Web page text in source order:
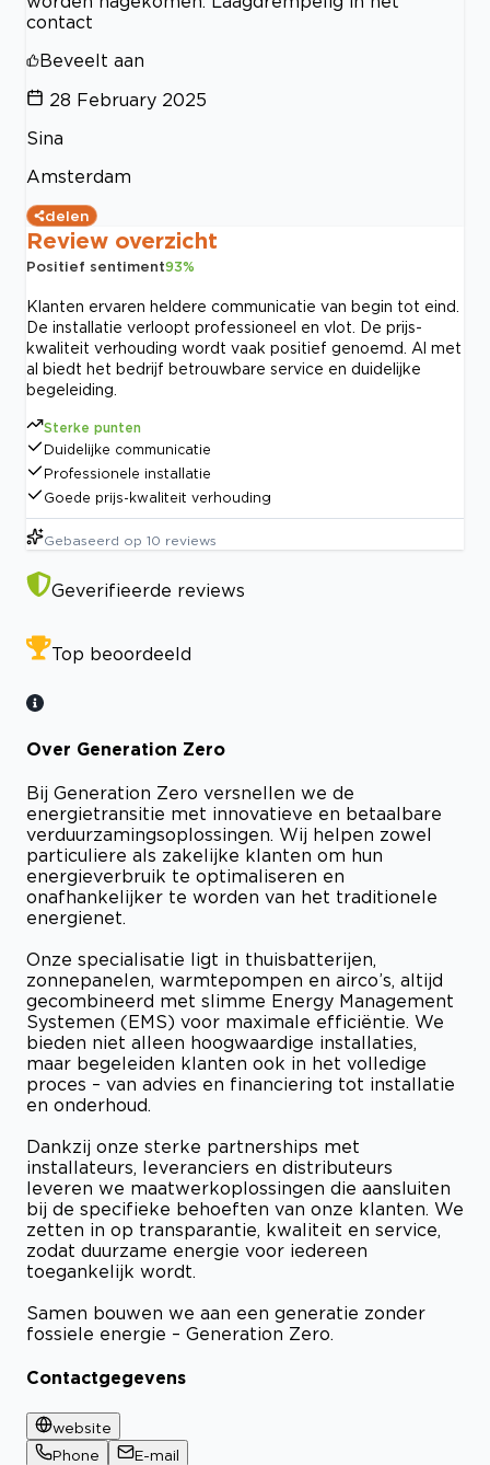
contact
Beveelt aan
28 February 2025
Sina
Amsterdam
delen
Review overzicht
Positief sentiment93%
Klanten ervaren heldere communicatie van begin tot eind.
De installatie verloopt professioneel en vlot. De prijs-
kwaliteit verhouding wordt vaak positief genoemd. Al met
al biedt het bedrijf betrouwbare service en duidelijke
begeleiding.
Sterke punten
Duidelijke communicatie
Professionele installatie
Goede prijs-kwaliteit verhouding
Gebaseerd op 10 reviews
Geverifieerde reviews
Top beoordeeld
Over Generation Zero
Bij Generation Zero versnellen we de
energietransitie met innovatieve en betaalbare
verduurzamingsoplossingen. Wij helpen zowel
particuliere als zakelijke klanten om hun
energieverbruik te optimaliseren en
onafhankelijker te worden van het traditionele
energienet.
Onze specialisatie ligt in thuisbatterijen,
zonnepanelen, warmtepompen en airco’s, altijd
gecombineerd met slimme Energy Management
Systemen (EMS) voor maximale efficiëntie. We
bieden niet alleen hoogwaardige installaties,
maar begeleiden klanten ook in het volledige
proces – van advies en financiering tot installatie
en onderhoud.
Dankzij onze sterke partnerships met
installateurs, leveranciers en distributeurs
leveren we maatwerkoplossingen die aansluiten
bij de specifieke behoeften van onze klanten. We
zetten in op transparantie, kwaliteit en service,
zodat duurzame energie voor iedereen
toegankelijk wordt.
Samen bouwen we aan een generatie zonder
fossiele energie – Generation Zero.
Contactgegevens
website
Phone
E-mail